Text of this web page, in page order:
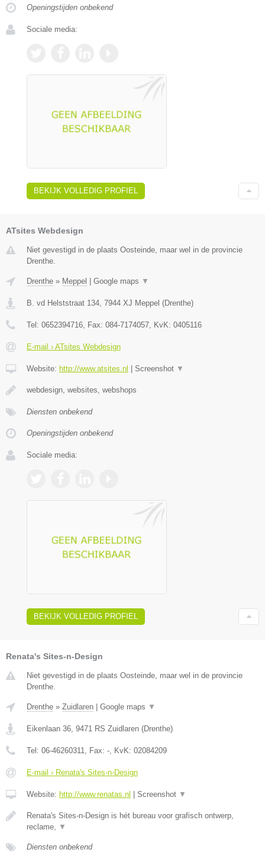
Openingstijden onbekend
Sociale media:
BEKIJK VOLLEDIG PROFIEL
ATsites Webdesign
Niet gevestigd in de plaats Oosteinde, maar wel in de provincie
Drenthe.
Drenthe » Meppel Google maps ▼
B. vd Helststraat 134 7944 XJ Meppel (Drenthe)
Tel: 0652394716 , Fax: 084-7174057 , KvK: 0405116
E-mail › ATsites Webdesign
Website: http://www.atsites.nl Screenshot ▼
webdesign, websites, webshops
Diensten onbekend
Openingstijden onbekend
Sociale media:
BEKIJK VOLLEDIG PROFIEL
Renata's Sites-n-Design
Niet gevestigd in de plaats Oosteinde, maar wel in de provincie
Drenthe.
Drenthe » Zuidlaren | Google maps ▼
Eikenlaan 36 9471 RS Zuidlaren (Drenthe)
Tel: 06-46260311 , Fax: - , KvK: 02084209
E-mail › Renata's Sites-n-Design
Website: http://www.renatas.nl | Screenshot ▼
Renata's Sites-n-Design is hét bureau voor grafisch ontwerp,
reclame,
▼
Diensten onbekend